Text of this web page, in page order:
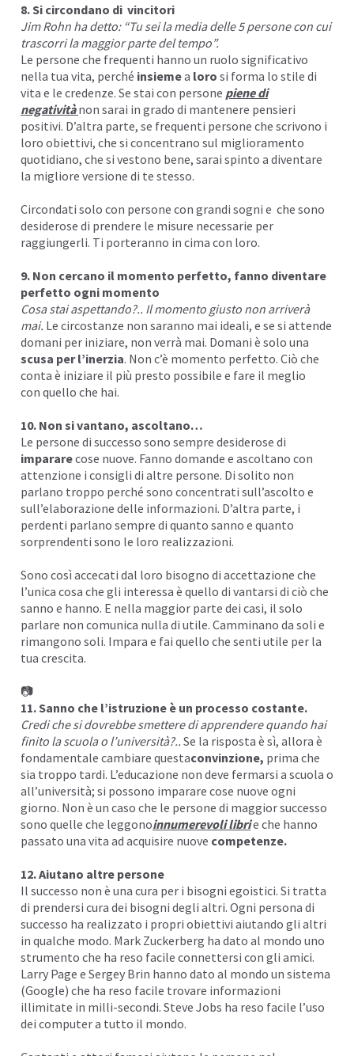
8. Si circondano di vincitori
Jim Rohn ha detto: “Tu sei la media delle 5 persone con cui
trascorri la maggior parte del tempo”.
Le persone che frequenti hanno un ruolo significativo
nella tua vita, perché insiemea loro si forma lo stile di
vita e le credenze. Se stai con persone piene di
negativitànon sarai in grado di mantenere pensieri
positivi. D’altra parte, se frequenti persone che scrivono i
loro obiettivi, che si concentrano sul miglioramento
quotidiano, che si vestono bene, sarai spinto a diventare
la migliore versione di te stesso.
Circondati solo con persone con grandi sogni e che sono
desiderose di prendere le misure necessarie per
raggiungerli. Ti porteranno in cima con loro.
9. Non cercano il momento perfetto, fanno diventare
perfetto ogni momento
Cosa stai aspettando?.. Il momento giusto non arriverà
mai. Le circostanze non saranno mai ideali, e se si attende
domani per iniziare, non verrà mai. Domani è solo una
scusa per l’inerzia. Non c’è momento perfetto. Ciò che
conta è iniziare il più presto possibile e fare il meglio
con quello che hai.
10. Non si vantano, ascoltano…
Le persone di successo sono sempre desiderose di
impararecose nuove. Fanno domande e ascoltano con
attenzione i consigli di altre persone. Di solito non
parlano troppo perché sono concentrati sull’ascolto e
sull’elaborazione delle informazioni. D’altra parte, i
perdenti parlano sempre di quanto sanno e quanto
sorprendenti sono le loro realizzazioni.
Sono così accecati dal loro bisogno di accettazione che
l’unica cosa che gli interessa è quello di vantarsi di ciò che
sanno e hanno. E nella maggior parte dei casi, il solo
parlare non comunica nulla di utile. Camminano da soli e
rimangono soli. Impara e fai quello che senti utile per la
tua crescita.
📷
11. Sanno che l’istruzione è un processo costante.
Credi che si dovrebbe smettere di apprendere quando hai
finito la scuola o l’università?.. Se la risposta è sì, allora è
fondamentale cambiare questaconvinzione, prima che
sia troppo tardi. L’educazione non deve fermarsi a scuola o
all’università; si possono imparare cose nuove ogni
giorno. Non è un caso che le persone di maggior successo
sono quelle che leggonoinnumerevoli librie che hanno
passato una vita ad acquisire nuove competenze.
12. Aiutano altre persone
Il successo non è una cura per i bisogni egoistici. Si tratta
di prendersi cura dei bisogni degli altri. Ogni persona di
successo ha realizzato i propri obiettivi aiutando gli altri
in qualche modo. Mark Zuckerberg ha dato al mondo uno
strumento che ha reso facile connettersi con gli amici.
Larry Page e Sergey Brin hanno dato al mondo un sistema
(Google) che ha reso facile trovare informazioni
illimitate in milli-secondi. Steve Jobs ha reso facile l’uso
dei computer a tutto il mondo.